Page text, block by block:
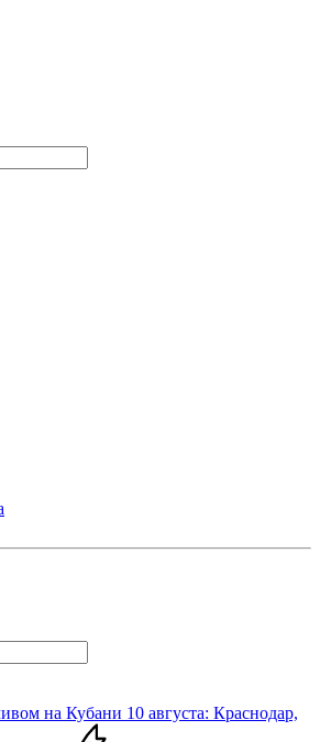
на Кубани 10 августа: Краснодар,